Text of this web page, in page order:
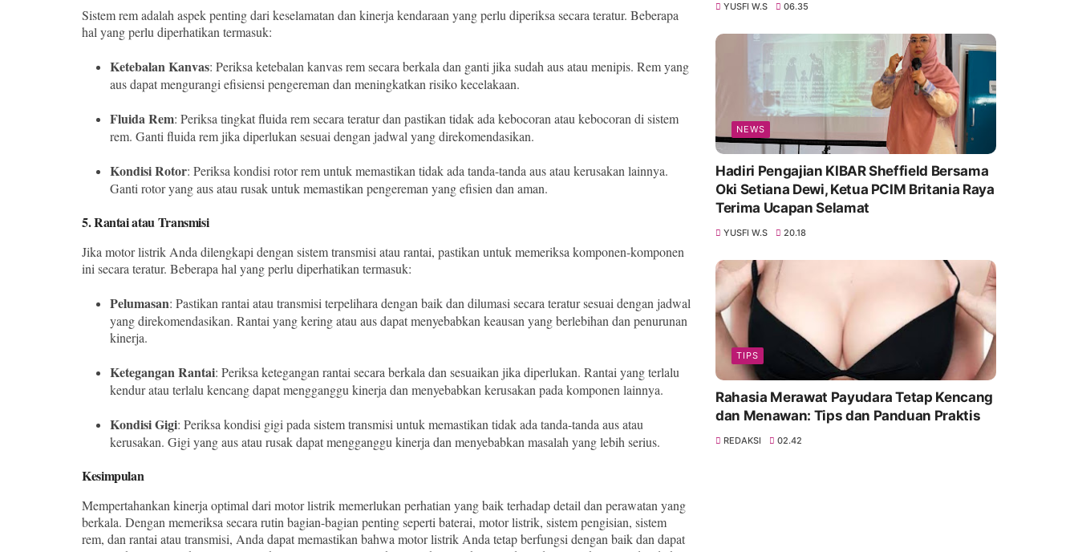
Sistem rem adalah aspek penting dari keselamatan dan kinerja kendaraan yang perlu diperiksa secara teratur. Beberapa
hal yang perlu diperhatikan termasuk:
Ketebalan Kanvas: Periksa ketebalan kanvas rem secara berkala dan ganti jika sudah aus atau menipis. Rem yang
aus dapat mengurangi efisiensi pengereman dan meningkatkan risiko kecelakaan.
Fluida Rem: Periksa tingkat fluida rem secara teratur dan pastikan tidak ada kebocoran atau kebocoran di sistem
rem. Ganti fluida rem jika diperlukan sesuai dengan jadwal yang direkomendasikan.
Kondisi Rotor: Periksa kondisi rotor rem untuk memastikan tidak ada tanda-tanda aus atau kerusakan lainnya.
Ganti rotor yang aus atau rusak untuk memastikan pengereman yang efisien dan aman.
5.Rantai atau Transmisi
Jika motor listrik Anda dilengkapi dengan sistem transmisi atau rantai, pastikan untuk memeriksa komponen-komponen
ini secara teratur. Beberapa hal yang perlu diperhatikan termasuk:
Pelumasan: Pastikan rantai atau transmisi terpelihara dengan baik dan dilumasi secara teratur sesuai dengan jadwal
yang direkomendasikan. Rantai yang kering atau aus dapat menyebabkan keausan yang berlebihan dan penurunan
kinerja.
Ketegangan Rantai: Periksa ketegangan rantai secara berkala dan sesuaikan jika diperlukan. Rantai yang terlalu
kendur atau terlalu kencang dapat mengganggu kinerja dan menyebabkan kerusakan pada komponen lainnya.
Kondisi Gigi: Periksa kondisi gigi pada sistem transmisi untuk memastikan tidak ada tanda-tanda aus atau
kerusakan. Gigi yang aus atau rusak dapat mengganggu kinerja dan menyebabkan masalah yang lebih serius.
Kesimpulan
Mempertahankan kinerja optimal dari motor listrik memerlukan perhatian yang baik terhadap detail dan perawatan yang
berkala. Dengan memeriksa secara rutin bagian-bagian penting seperti baterai, motor listrik, sistem pengisian, sistem
rem, dan rantai atau transmisi, Anda dapat memastikan bahwa motor listrik Anda tetap berfungsi dengan baik dan dapat
YUSFI W.S 06.35
NEWS
Hadiri Pengajian KIBAR Sheffield Bersama
Oki Setiana Dewi, Ketua PCIM Britania Raya
Terima Ucapan Selamat
YUSFI W.S 20.18
TIPS
Rahasia Merawat Payudara Tetap Kencang
dan Menawan: Tips dan Panduan Praktis
REDAKSI 02.42